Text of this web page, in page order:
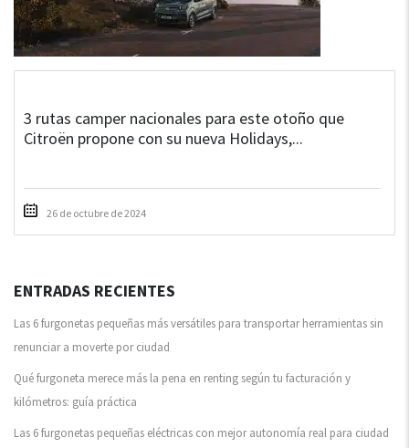
3 rutas camper nacionales para este otoño que
Citroën propone con su nueva Holidays,...
26 de octubre de 2024
ENTRADAS RECIENTES
Las 6 furgonetas pequeñas más versátiles para transportar herramientas sin
renunciar a moverte por ciudad
Qué furgoneta merece más la pena en renting según tu facturación y
kilómetros: guía práctica
Las 6 furgonetas pequeñas eléctricas con mejor autonomía real para ciudad